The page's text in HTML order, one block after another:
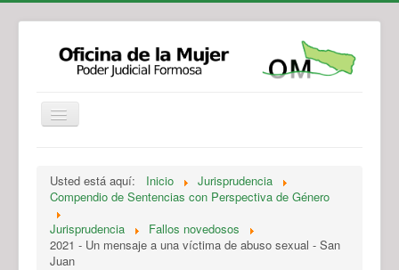
Legislación
Novedades
Recursos y Servicios de Atención
Usted está aquí: Inicio
Jurisprudencia
Compendio de Sentencias con Perspectiva de Género
Jurisprudencia
Fallos novedosos
2021 - Un mensaje a una víctima de abuso sexual - San
Juan